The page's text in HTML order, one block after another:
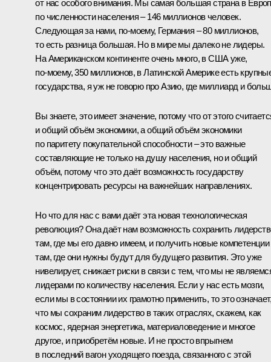
от нас особого внимания. Мы самая большая страна в
по численности населения – 146 миллионов человек.
Следующая за нами, по‑моему, Германия – 80 миллионов,
то есть разница большая. Но в мире мы далеко не лидеры.
На Американском континенте очень много, в США уже,
по‑моему, 350 миллионов, в Латинской Америке есть
государства, я уж не говорю про Азию, где миллиард и
Вы знаете, это имеет значение, потому что от этого
и общий объём экономики, а общий объём экономики
по паритету покупательной способности – это важные
составляющие не только на душу населения, но и общий
объём, потому что это даёт возможность государству
концентрировать ресурсы на важнейших направлениях.
Но что для нас с вами даёт эта новая технологическая
революция? Она даёт нам возможность сохранить
там, где мы его давно имеем, и получить новые компетенции
там, где они нужны будут для будущего развития. Это уже
нивелирует, снижает риски в связи с тем, что мы не
лидерами по количеству населения. Если у нас есть мозги,
если мы в состоянии их грамотно применить, то это означает,
что мы сохраним лидерство в таких отраслях, скажем, как
космос, ядерная энергетика, материаловедение и многое
другое, и приобретём новые. И не просто впрыгнем
в последний вагон уходящего поезда, связанного с этой